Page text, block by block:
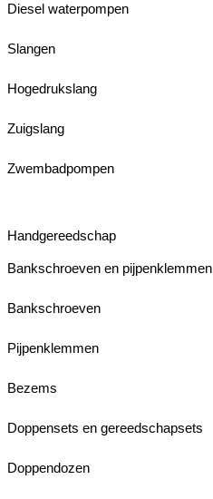
Diesel waterpompen
Slangen
Hogedrukslang
Zuigslang
Zwembadpompen
Handgereedschap
Bankschroeven en pijpenklemmen
Bankschroeven
Pijpenklemmen
Bezems
Doppensets en gereedschapsets
Doppendozen